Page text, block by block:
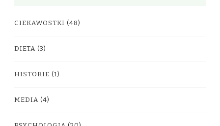
CIEKAWOSTKI (48)
DIETA (3)
HISTORIE (1)
MEDIA (4)